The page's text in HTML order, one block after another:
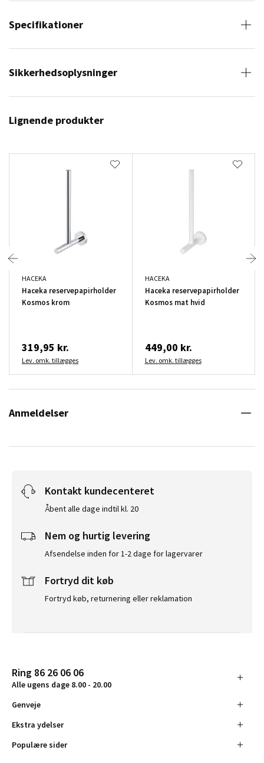
Specifikationer
Sikkerhedsoplysninger
Lignende produkter
HACEKA
Haceka reservepapirholder
Kosmos krom
319,95 kr.
Lev. omk. tillægges
HACEKA
Haceka reservepapirholder
Kosmos mat hvid
449,00 kr.
Lev. omk. tillægges
Anmeldelser
Kontakt kundecenteret
Åbent alle dage indtil kl. 20
Nem og hurtig levering
Afsendelse inden for 1-2 dage for lagervarer
Fortryd dit køb
Fortryd køb, returnering eller reklamation
Ring 86 26 06 06
Alle ugens dage 8.00 - 20.00
Genveje
Ekstra ydelser
Populære sider